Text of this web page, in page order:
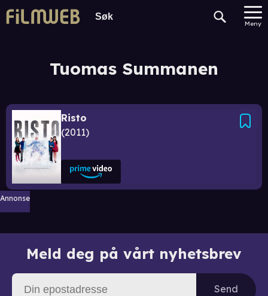
Meny
Tuomas Summanen
Risto
2011
Annonse
Meld deg på vårt nyhetsbrev
Send